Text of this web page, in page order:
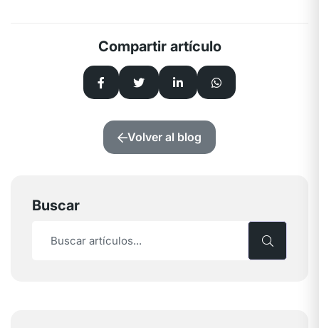
Compartir artículo
Volver al blog
Buscar